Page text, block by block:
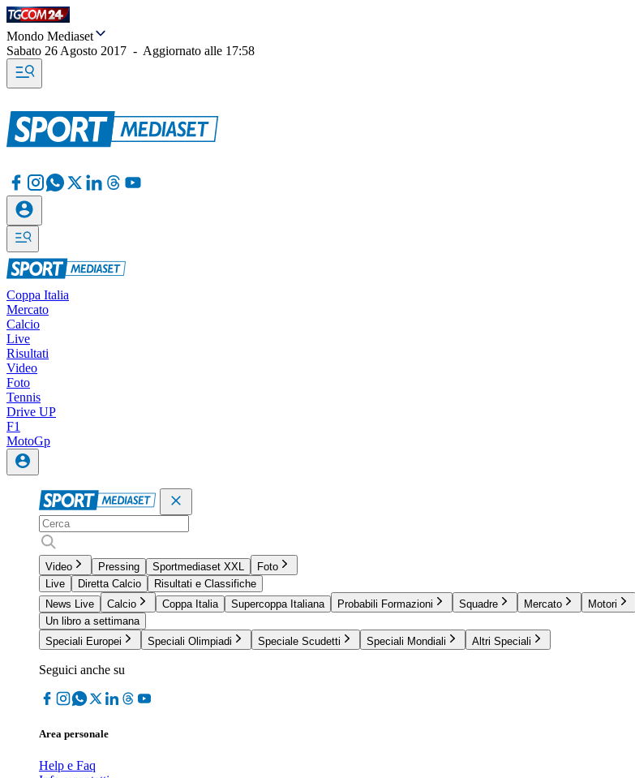
Mondo Mediaset
Sabato 26 Agosto 2017 - Aggiornato alle 17:58
Coppa Italia
Mercato
Calcio
Live
Risultati
Video
Foto
Tennis
Drive UP
F1
MotoGp
Video Pressing Sportmediaset XXL
Foto
Live
Diretta Calcio
Risultati e Classifiche
News Live
Calcio Coppa Italia Supercoppa Italiana Probabili Formazioni Squadre Mercato Motori
Un libro a settimana
Speciali Europei
Speciali Olimpiadi Speciale Scudetti Speciali Mondiali Altri Speciali
Seguici anche su
Area personale
Help e Faq